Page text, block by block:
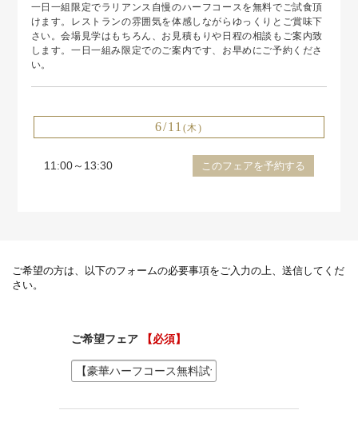
一日一組限定でラリアンス自慢のハーフコースを無料でご試食頂
けます。レストランの雰囲気を体感しながらゆっくりとご賞味下
さい。会場見学はもちろん、お見積もりや日程の相談もご案内致
します。一日一組み限定でのご案内です、お早めにご予約くださ
い。
6/11 (木)
11:00～13:30 このフェアを予約する